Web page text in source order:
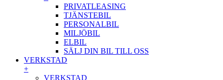
PRIVATLEASING
TJÄNSTEBIL
PERSONALBIL
MILJÖBIL
ELBIL
SÄLJ DIN BIL TILL OSS
VERKSTAD
+
VERKSTAD